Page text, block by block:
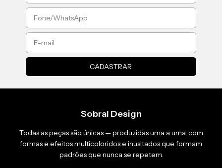
Sobral Design
Todas as peças são únicas — produzidas uma a uma, com
formas e efeitos multicoloridos e inusitados que formam
padrões que nunca se repetem.